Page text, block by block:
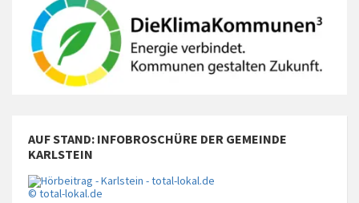
AUF STAND: INFOBROSCHÜRE DER GEMEINDE
KARLSTEIN
© total-lokal.de